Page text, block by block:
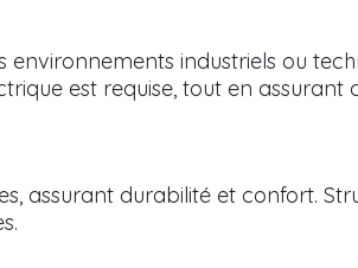
industriels ou
est requise, tout en
assurant durabilité et confort.